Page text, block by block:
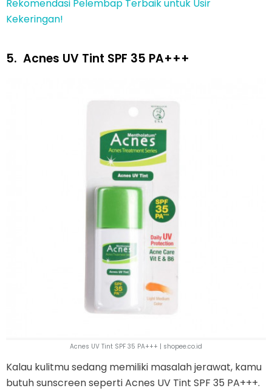
Rekomendasi Pelembap Terbaik untuk Usir
Kekeringan!
5. Acnes UV Tint SPF 35 PA+++
Acnes UV Tint SPF 35 PA+++ | shopee.co.id
Kalau kulitmu sedang memiliki masalah jerawat, kamu
butuh sunscreen seperti Acnes UV Tint SPF 35 PA+++.